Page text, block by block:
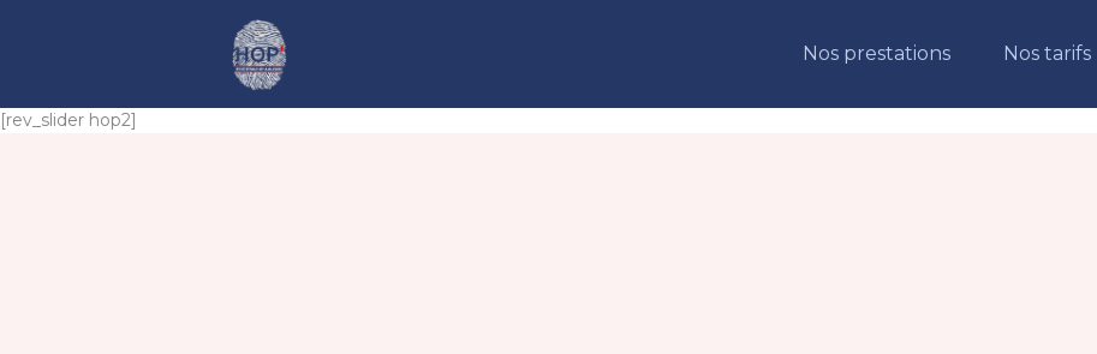
Nos prestations Nos tarifs
[rev_slider hop2]